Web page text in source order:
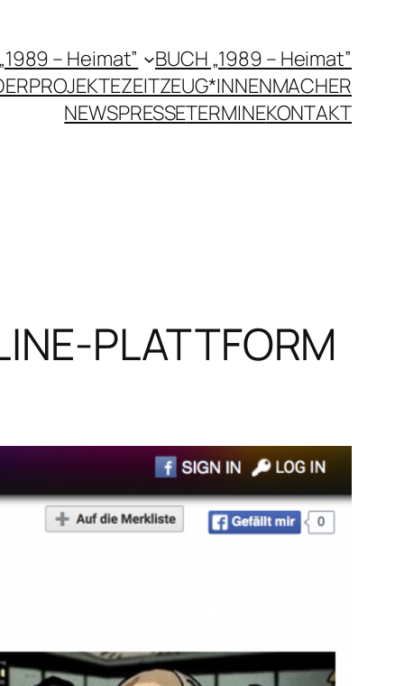
– Heimat”
BUCH „1989 – Heimat”
ZEITZEUG*INNENMACHER
NEWSPRESSETERMINEKONTAKT
PLATTFORM